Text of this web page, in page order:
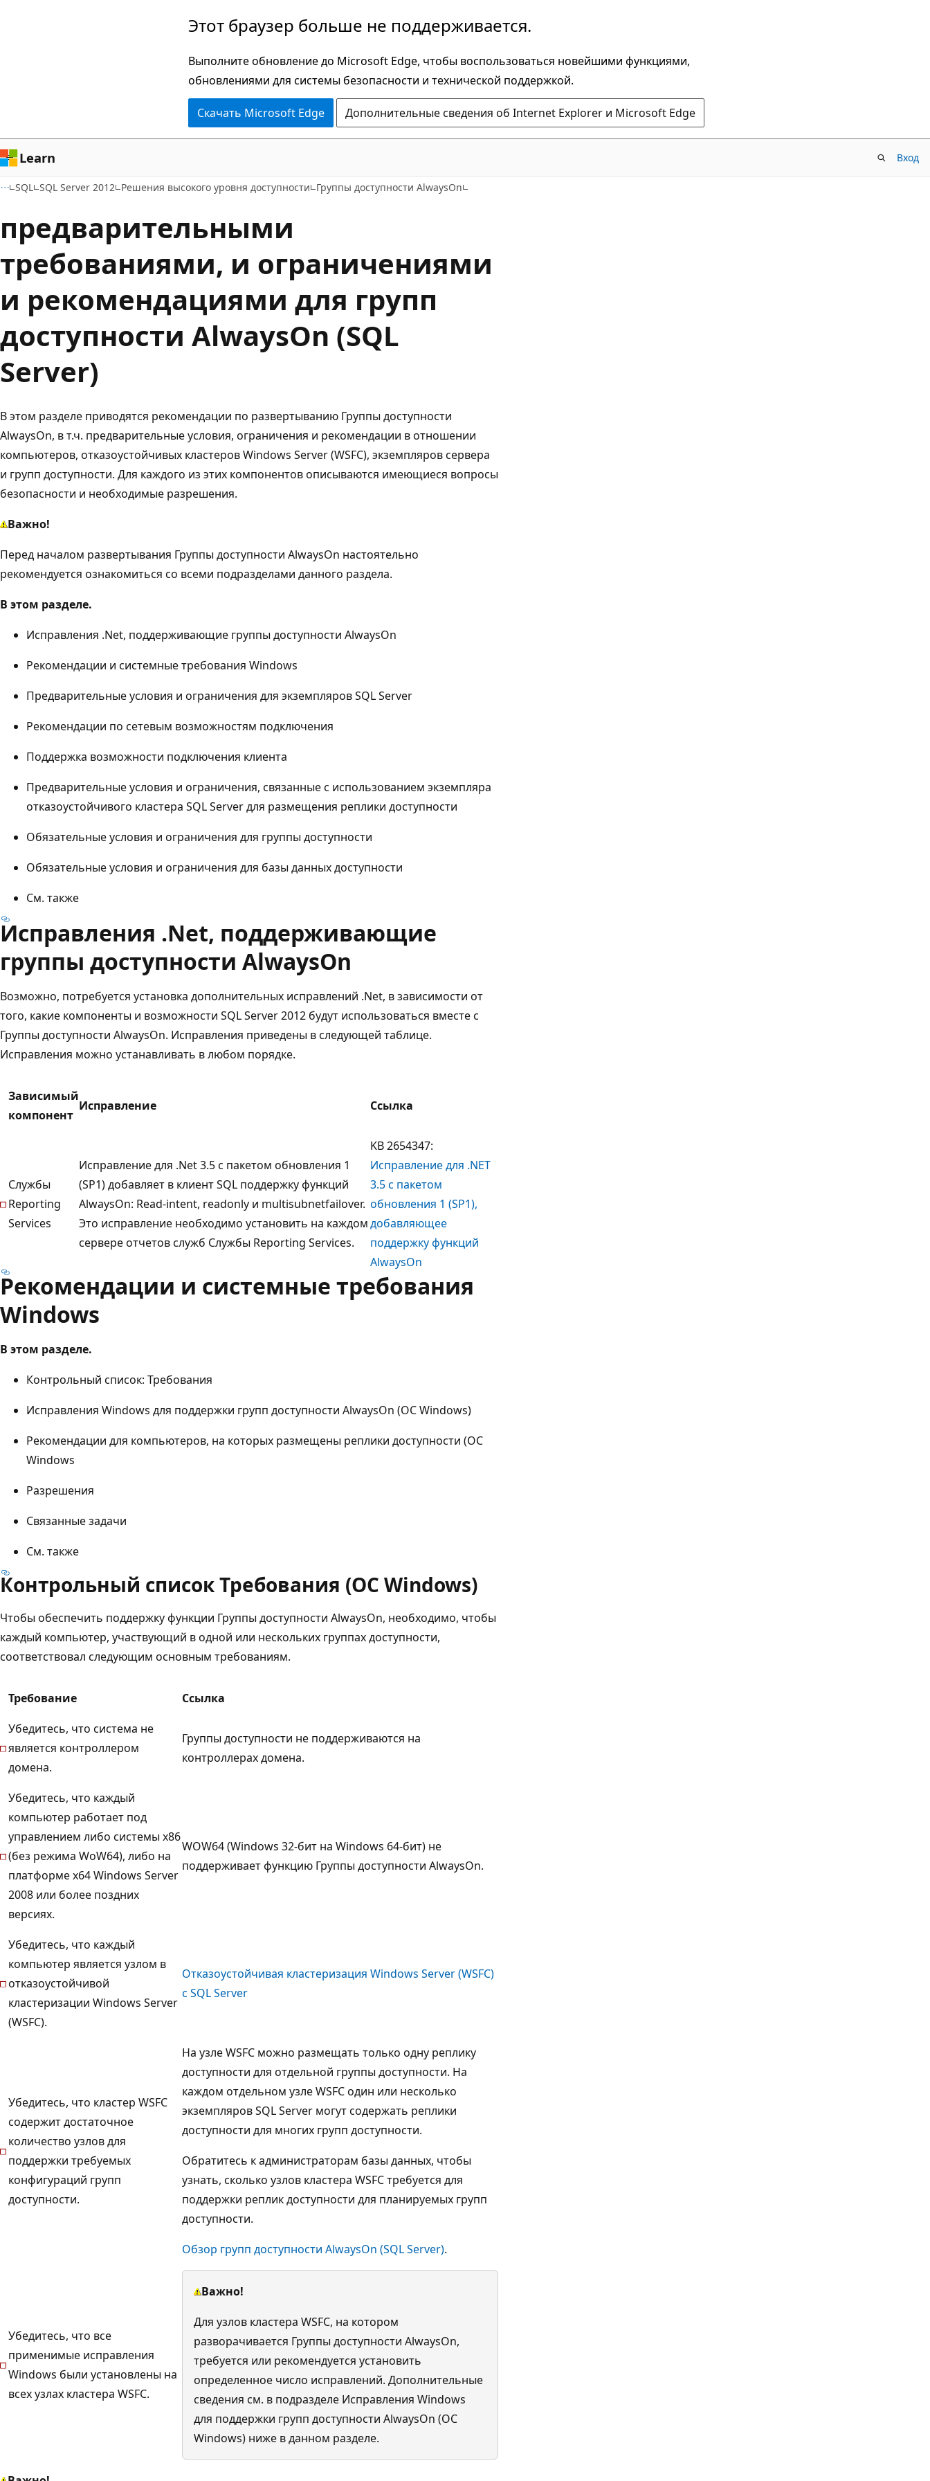
Этот браузер больше не поддерживается.
Выполните обновление до Microsoft Edge, чтобы воспользоваться новейшими функциями,
обновлениями для системы безопасности и технической поддержкой.
Скачать Microsoft Edge Дополнительные сведения об Internet Explorer и Microsoft Edge
Learn Вход
SQL SQL Server 2012 Решения высокого уровня доступности Группы доступности AlwaysOn
предварительными
требованиями, и ограничениями
и рекомендациями для групп
доступности AlwaysOn (SQL
Server)
В этом разделе приводятся рекомендации по развертыванию Группы доступности
AlwaysOn, в т.ч. предварительные условия, ограничения и рекомендации в отношении
компьютеров, отказоустойчивых кластеров Windows Server (WSFC), экземпляров сервера
и групп доступности. Для каждого из этих компонентов описываются имеющиеся вопросы
безопасности и необходимые разрешения.
Важно!
Перед началом развертывания Группы доступности AlwaysOn настоятельно
рекомендуется ознакомиться со всеми подразделами данного раздела.
В этом разделе.
Исправления .Net, поддерживающие группы доступности AlwaysOn
Рекомендации и системные требования Windows
Предварительные условия и ограничения для экземпляров SQL Server
Рекомендации по сетевым возможностям подключения
Поддержка возможности подключения клиента
Предварительные условия и ограничения, связанные с использованием экземпляра
отказоустойчивого кластера SQL Server для размещения реплики доступности
Обязательные условия и ограничения для группы доступности
Обязательные условия и ограничения для базы данных доступности
См. также
Исправления .Net, поддерживающие
группы доступности AlwaysOn
Возможно, потребуется установка дополнительных исправлений .Net, в зависимости от
того, какие компоненты и возможности SQL Server 2012 будут использоваться вместе с
Группы доступности AlwaysOn. Исправления приведены в следующей таблице.
Исправления можно устанавливать в любом порядке.
Зависимый
компонент
Исправление Ссылка
Службы
Reporting
Services
Исправление для .Net 3.5 с пакетом обновления 1
(SP1) добавляет в клиент SQL поддержку функций
AlwaysOn: Read-intent, readonly и multisubnetfailover.
Это исправление необходимо установить на каждом
сервере отчетов служб Службы Reporting Services.
KB 2654347:
Исправление для .NET
3.5 с пакетом
обновления 1 (SP1),
добавляющее
поддержку функций
AlwaysOn
Рекомендации и системные требования
Windows
В этом разделе.
Контрольный список: Требования
Исправления Windows для поддержки групп доступности AlwaysOn (ОС Windows)
Рекомендации для компьютеров, на которых размещены реплики доступности (ОС
Windows
Разрешения
Связанные задачи
См. также
Контрольный список Требования (ОС Windows)
Чтобы обеспечить поддержку функции Группы доступности AlwaysOn, необходимо, чтобы
каждый компьютер, участвующий в одной или нескольких группах доступности,
соответствовал следующим основным требованиям.
Требование
Ссылка
Убедитесь, что система не
является контроллером
домена.
Группы доступности не поддерживаются на
контроллерах домена.
Убедитесь, что каждый
компьютер работает под
управлением либо системы x86
(без режима WoW64), либо на
платформе x64 Windows Server
2008 или более поздних
версиях.
WOW64 (Windows 32-бит на Windows 64-бит) не
поддерживает функцию Группы доступности AlwaysOn.
Убедитесь, что каждый
компьютер является узлом в
отказоустойчивой
кластеризации Windows Server
(WSFC).
Отказоустойчивая кластеризация Windows Server (WSFC)
с SQL Server
Убедитесь, что кластер WSFC
содержит достаточное
количество узлов для
поддержки требуемых
конфигураций групп
доступности.
На узле WSFC можно размещать только одну реплику
доступности для отдельной группы доступности. На
каждом отдельном узле WSFC один или несколько
экземпляров SQL Server могут содержать реплики
доступности для многих групп доступности.
Обратитесь к администраторам базы данных, чтобы
узнать, сколько узлов кластера WSFC требуется для
поддержки реплик доступности для планируемых групп
доступности.
Обзор групп доступности AlwaysOn (SQL Server).
Убедитесь, что все
применимые исправления
Windows были установлены на
всех узлах кластера WSFC.
Важно!
Для узлов кластера WSFC, на котором
разворачивается Группы доступности AlwaysOn,
требуется или рекомендуется установить
определенное число исправлений. Дополнительные
сведения см. в подразделе Исправления Windows
для поддержки групп доступности AlwaysOn (ОС
Windows) ниже в данном разделе.